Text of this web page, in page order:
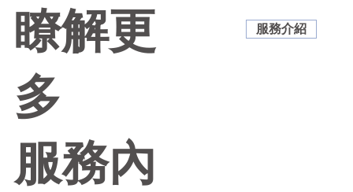
服務介紹
瞭解更
多
​服務內